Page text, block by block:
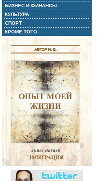
БИЗНЕС И ФИНАНСЫ
КУЛЬТУРА
СПОРТ
КРОМЕ ТОГО